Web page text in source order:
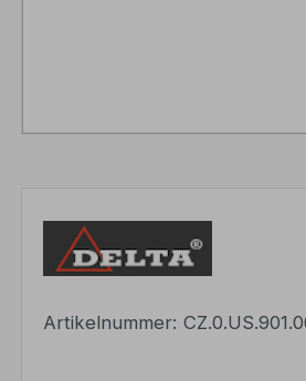
Artikelnummer: